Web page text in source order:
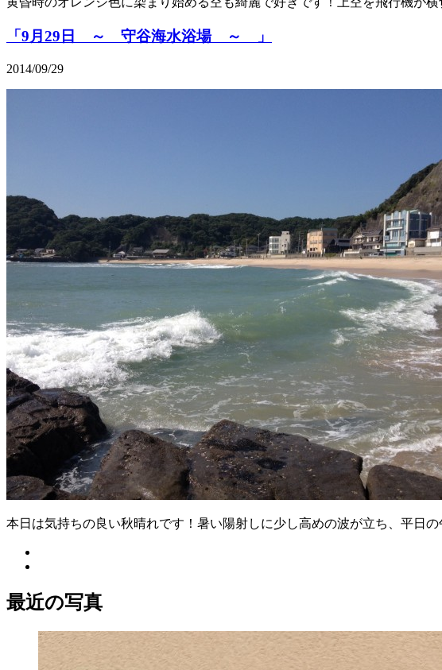
「9月29日 ～ 守谷海水浴場 ～ 」
2014/09/29
本日は気持ちの良い秋晴れです！暑い陽射しに少し高めの波が立ち、平日
最近の写真